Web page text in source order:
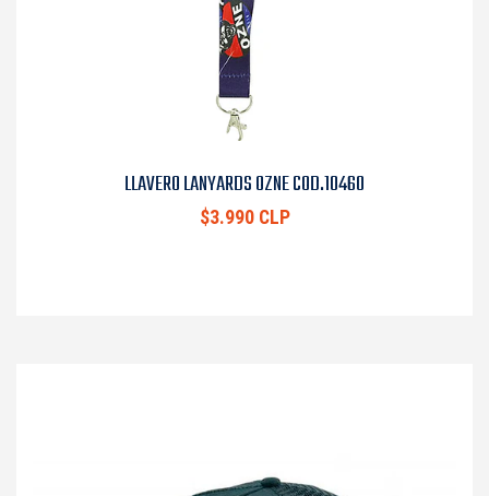
LLAVERO LANYARDS OZNE COD.10460
$3.990 CLP